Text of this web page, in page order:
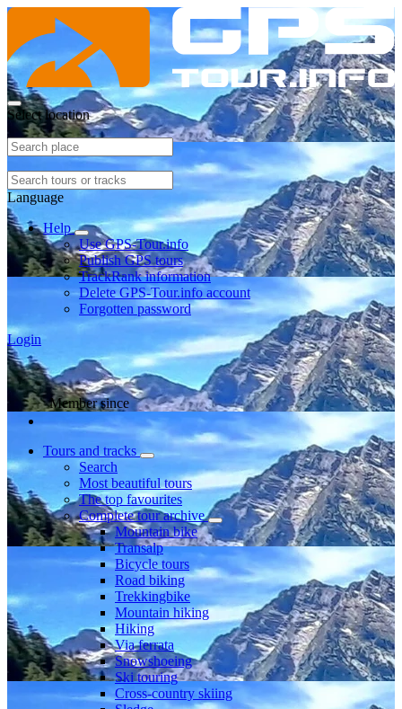
Select location
Language
Help
Use GPS-Tour.info
Publish GPS tours
TrackRank information
Delete GPS-Tour.info account
Forgotten password
Login
Member since
Tours and tracks
Search
Most beautiful tours
The top favourites
Complete tour archive
Mountain bike
Transalp
Bicycle tours
Road biking
Trekkingbike
Mountain hiking
Hiking
Via ferrata
Snowshoeing
Ski touring
Cross-country skiing